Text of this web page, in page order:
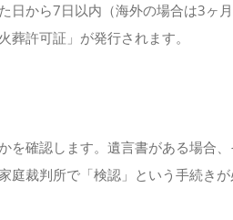
日から7日以内（海外の場合は3ヶ
葬許可証」が発行されます。
を確認します。遺言書がある場合
庭裁判所で「検認」という手続きが